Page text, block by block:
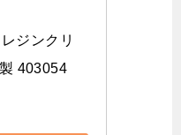
ジンクリ
403054